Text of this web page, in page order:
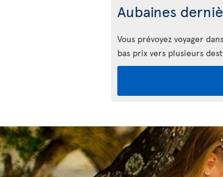
Aubaines
Vous prévoyez voyager
bas prix vers plusieurs